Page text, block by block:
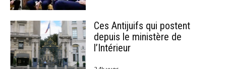
Ces Antijuifs qui postent
depuis le ministère de
l’Intérieur